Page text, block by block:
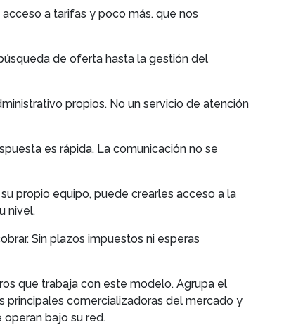
a tarifas y poco más. que nos
de oferta hasta la gestión del
propios. No un servicio de atención
es rápida. La comunicación no se
propio equipo, puede crearles acceso a la
nivel.
Sin plazos impuestos ni esperas
que trabaja con este modelo. Agrupa el
principales comercializadoras del mercado y
bajo su red.